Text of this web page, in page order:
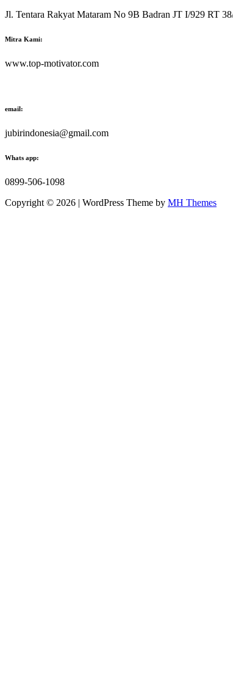
Jl. Tentara Rakyat Mataram No 9B Badran JT I/929 RT
Mitra Kami:
www.top-motivator.com
email:
jubirindonesia@gmail.com
Whats app:
0899-506-1098
Copyright © 2026 | WordPress Theme by MH Themes